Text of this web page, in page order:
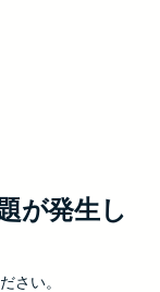
が発生し
さい。